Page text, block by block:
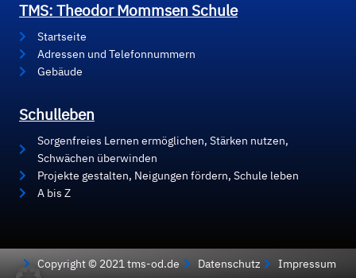
TMS: Theodor Mommsen Schule
Startseite
Adressen und Telefonnummern
Gebäude
Schulleben
Sorgenfreies Lernen ermöglichen, Stärken nutzen,
Schwächen überwinden
Projekte gestalten, Neigungen fördern, Schule leben
A bis Z
Copyright © 2021 tms-od.de Datenschutz Impressum